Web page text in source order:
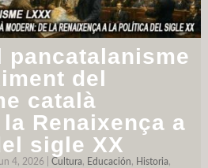
pancatalanisme
del
català
Renaixença a
sigle XX
4, 2026 Cultura, Educación, Historia,